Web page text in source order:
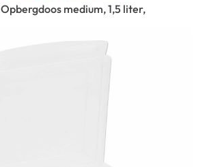
Opbergdoos medium, 1,5 liter,